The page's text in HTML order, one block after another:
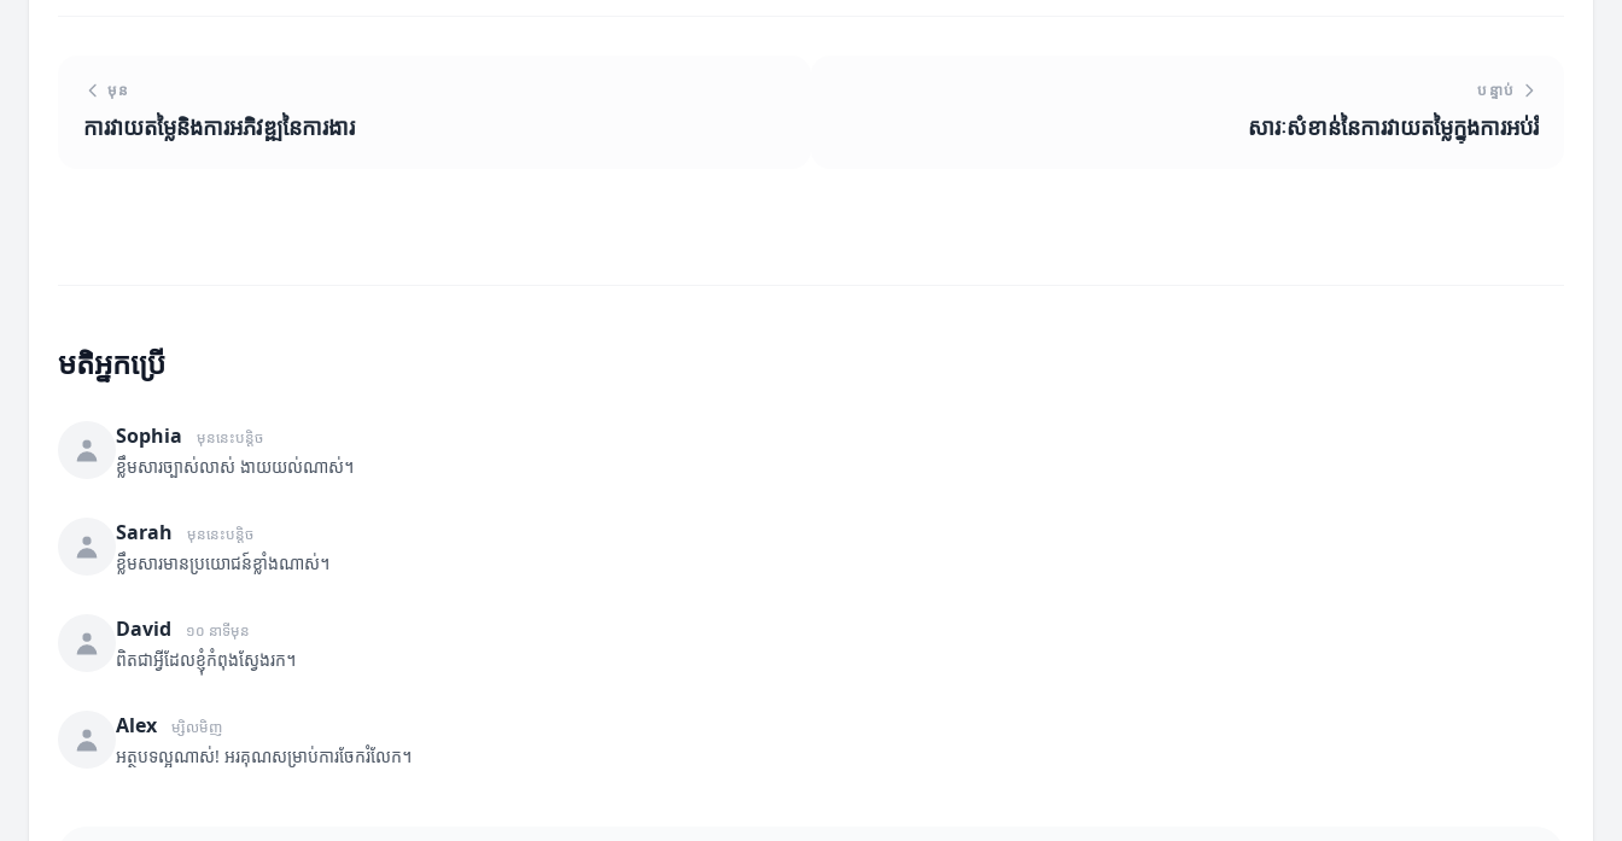
មុន
ការវាយតម្លៃនិងការអភិវឌ្ឍនៃការងារ
បន្ទាប់
សារៈសំខាន់នៃការវាយតម្លៃក្នុងការអប់រំ
មតិអ្នកប្រើ
Sophia មុននេះបន្តិច
ខ្លឹមសារច្បាស់លាស់ ងាយយល់ណាស់។
Sarah មុននេះបន្តិច
ខ្លឹមសារមានប្រយោជន៍ខ្លាំងណាស់។
David ១០ នាទីមុន
ពិតជាអ្វីដែលខ្ញុំកំពុងស្វែងរក។
Alex ម្សិលមិញ
អត្ថបទល្អណាស់! អរគុណសម្រាប់ការចែករំលែក។